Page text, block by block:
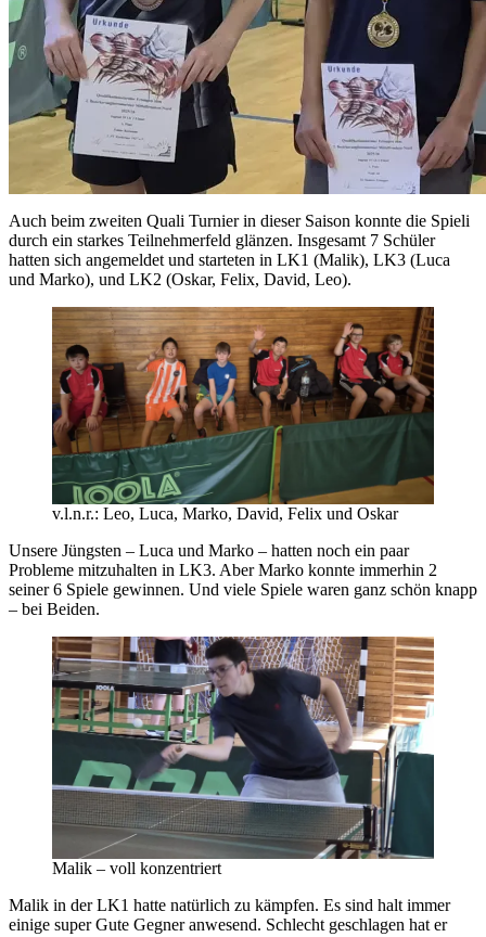
Auch beim zweiten Quali Turnier in dieser Saison konnte die Spieli
durch ein starkes Teilnehmerfeld glänzen. Insgesamt 7 Schüler
hatten sich angemeldet und starteten in LK1 (Malik), LK3 (Luca
und Marko), und LK2 (Oskar, Felix, David, Leo).
v.l.n.r.: Leo, Luca, Marko, David, Felix und Oskar
Unsere Jüngsten – Luca und Marko – hatten noch ein paar
Probleme mitzuhalten in LK3. Aber Marko konnte immerhin 2
seiner 6 Spiele gewinnen. Und viele Spiele waren ganz schön knapp
– bei Beiden.
Malik – voll konzentriert
Malik in der LK1 hatte natürlich zu kämpfen. Es sind halt immer
einige super Gute Gegner anwesend. Schlecht geschlagen hat er